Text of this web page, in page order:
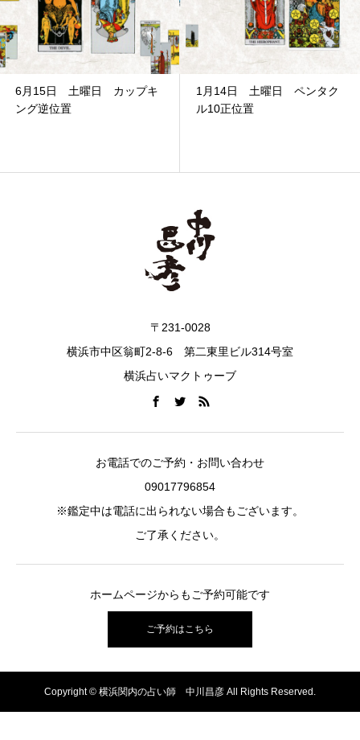
1月14日 土曜日 ペンタク
ル10正位置
8月5日 金曜日 ペンタ
ペイジ逆位置
〒231-0028
横浜市中区翁町2-8-6 第二東里ビル314号室
横浜占いマクトゥーブ
お電話でのご予約・お問い合わせ
09017796854
※鑑定中は電話に出られない場合もございます。
ご了承ください。
ホームページからもご予約可能です
ご予約はこちら
Copyright © 横浜関内の占い師 中川昌彦 All Rights Reserved.